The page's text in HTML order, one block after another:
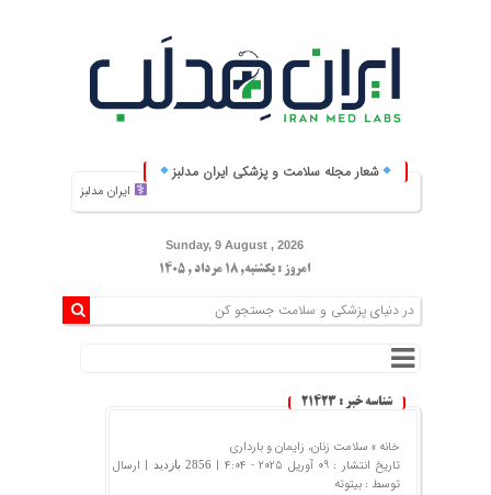
شعار مجله سلامت و پزشکی ایران مدلبز
ایران مدلبز؛ پلی بین دانش پزشکی و زندگی
Sunday, 9 August , 2026
امروز : یکشنبه, ۱۸ مرداد , ۱۴۰۵
شناسه خبر : 21423
خانه » سلامت زنان، زایمان و بارداری
تاریخ انتشار : 09 آوریل 2025 - 4:04 |
2856 بازدید
| ارسال
توسط : بیتوته